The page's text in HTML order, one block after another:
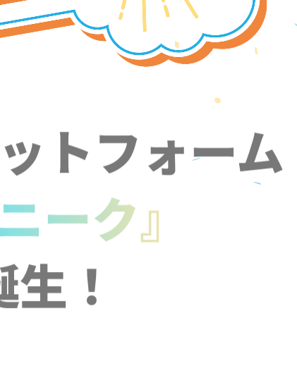
トフォーム
ーク』
！